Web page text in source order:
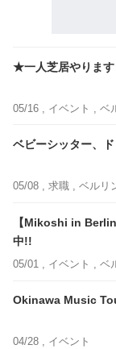
★一人芝居やります
05/16 , イベント , ベ
ベビーシッター、ド
05/08 , 求職 , ベルリ
【Mikoshi in
中!!
05/01 , イベント , ベ
Okinawa Music
04/28 , イベント